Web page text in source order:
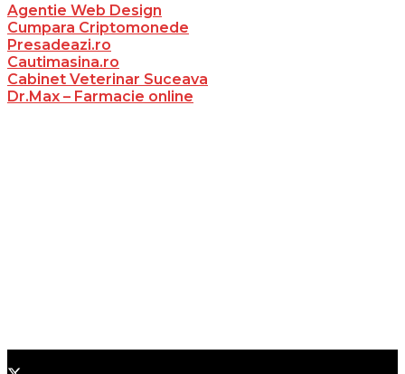
Agentie Web Design
Cumpara Criptomonede
Presadeazi.ro
Cautimasina.ro
Cabinet Veterinar Suceava
Dr.Max – Farmacie online